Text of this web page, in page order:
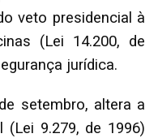
veto presidencial à
(Lei 14.200, de
jurídica.
setembro, altera a
(Lei 9.279, de 1996)